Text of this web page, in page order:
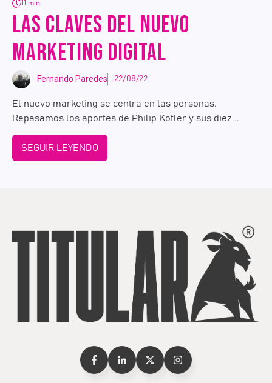
11 min.
LAS CLAVES DEL NUEVO
MARKETING DIGITAL
Fernando Paredes 22/08/22
El nuevo marketing se centra en las personas.
Repasamos los aportes de Philip Kotler y sus diez...
SEGUIR LEYENDO